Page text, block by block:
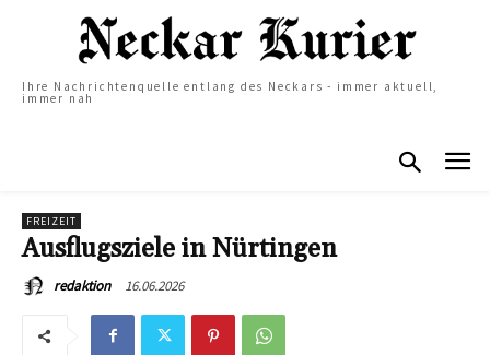
Ihre Nachrichtenquelle entlang des Neckars - immer aktuell,
immer nah
FREIZEIT
Ausflugsziele in Nürtingen
redaktion 16.06.2026